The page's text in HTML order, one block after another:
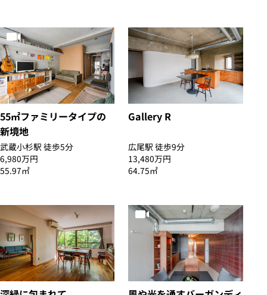
55㎡ファミリータイプの
新境地
武蔵小杉駅 徒歩5分
6,980万円
55.97㎡
Gallery R
広尾駅 徒歩9分
13,480万円
64.75㎡